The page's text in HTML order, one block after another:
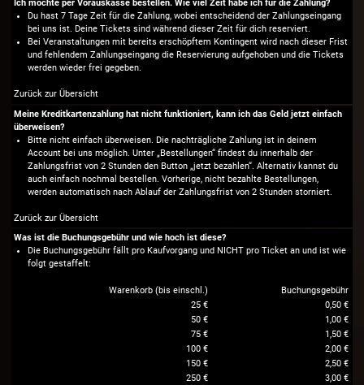
Ich möchte per Vorauskasse bestellen. Wie viel Zeit habe ich für die Zahlung?
Du hast 7 Tage Zeit für die Zahlung, wobei entscheidend der Zahlungseingang
bei uns ist. Deine Tickets sind während dieser Zeit für dich reserviert.
Bei Veranstaltungen mit bereits erschöpftem Kontingent wird nach dieser Frist
und fehlendem Zahlungseingang die Reservierung aufgehoben und die Tickets
werden wieder frei gegeben.
Zurück zur Übersicht
Meine Kreditkartenzahlung hat nicht funktioniert, kann ich das Geld jetzt einfach
überweisen?
Bitte nicht einfach überweisen. Die nachträgliche Zahlung ist in deinem
Account bei uns möglich. Unter „Bestellungen“ findest du innerhalb der
Zahlungsfrist von 2 Stunden den Button „jetzt bezahlen“. Alternativ kannst du
auch einfach nochmal bestellen. Vorherige, nicht bezahlte Bestellungen,
werden automatisch nach Ablauf der Zahlungsfrist von 2 Stunden storniert.
Zurück zur Übersicht
Was ist die Buchungsgebühr und wie hoch ist diese?
Die Buchungsgebühr fällt pro Kaufvorgang und NICHT pro Ticket an und ist wie
folgt gestaffelt:
Warenkorb (bis einschl.)
Buchungsgebühr
25 €
0,50 €
50 €
1,00 €
75 €
1,50 €
100 €
2,00 €
150 €
2,50 €
250 €
3,00 €